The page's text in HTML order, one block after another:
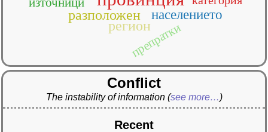
разположен
регион
населението
препратки
Conflict
The instability of information (see more…)
Recent